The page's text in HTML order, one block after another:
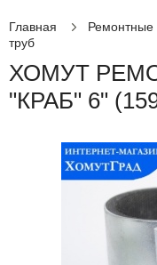
Главная Ремонтные
труб
ХОМУТ
"КРАБ" 6"